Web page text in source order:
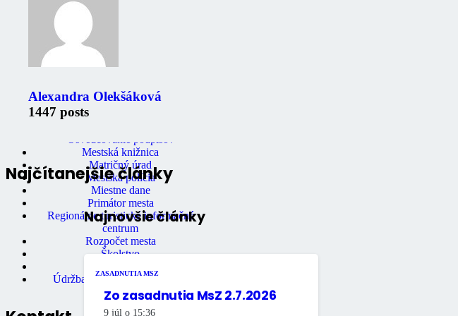
Alexandra Olekšáková
1447 posts
Najčítanejšie články
Najnovšie články
ZASADNUTIA MSZ
Zo zasadnutia MsZ 2.7.2026
9 júl o 15:36
Úradná tabuľa
Fotogaléria
Mestský úrad
Ochrana osobných údajov
Stavebný úrad
Mestská knižnica
Matričný úrad
Mestská polícia
Miestne dane
Primátor mesta
Regionálne turistické informačné
centrum
Rozpočet mesta
Školstvo
Údržba nebytových priestorov